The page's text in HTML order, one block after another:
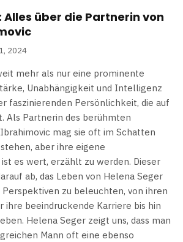
Alles über die Partnerin von
2024
mehr als nur eine prominente
Unabhängigkeit und Intelligenz
faszinierenden Persönlichkeit, die auf
Als Partnerin des berühmten
mag sie oft im Schatten
aber ihre eigene
es wert, erzählt zu werden. Dieser
ab, das Leben von Helena Seger
Perspektiven zu beleuchten, von ihren
ihre beeindruckende Karriere bis hin
Helena Seger zeigt uns, dass man
Mann oft eine ebenso